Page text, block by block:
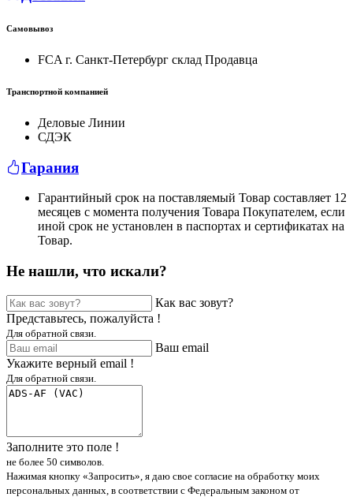
Самовывоз
FCA г. Санкт-Петербург склад Продавца
Транспортной компанией
Деловые Линии
СДЭК
Гарания
Гарантийный срок на поставляемый Товар составляет 12
месяцев с момента получения Товара Покупателем, если
иной срок не установлен в паспортах и сертификатах на
Товар.
Не нашли, что искали?
Как вас зовут?
Представьтесь, пожалуйста !
Для обратной связи.
Ваш email
Укажите верный email !
Для обратной связи.
Заполните это поле !
не более 50 символов.
Нажимая кнопку «Запросить», я даю свое согласие на обработку моих
персональных данных, в соответствии с Федеральным законом от